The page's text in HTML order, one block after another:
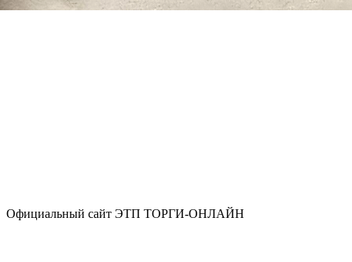
Официальный сайт ЭТП ТОРГИ-ОНЛАЙН